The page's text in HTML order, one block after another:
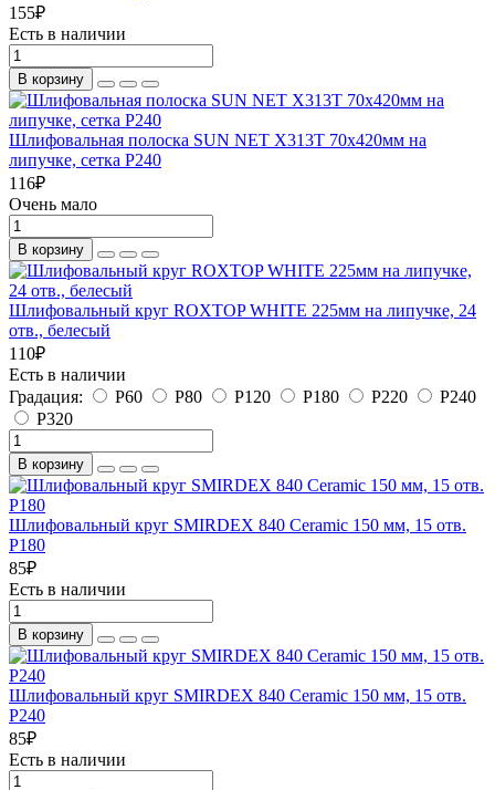
155₽
Есть в наличии
В корзину
Шлифовальная полоска SUN NET X313T 70х420мм на
липучке, сетка P240
116₽
Очень мало
В корзину
Шлифовальный круг ROXTOP WHITE 225мм на липучке, 24
отв., белесый
110₽
Есть в наличии
Градация:
P60 P80 P120 P180 P220
P240
P320
В корзину
Шлифовальный круг SMIRDEX 840 Ceramic 150 мм, 15 отв.
P180
85₽
Есть в наличии
В корзину
Шлифовальный круг SMIRDEX 840 Ceramic 150 мм, 15 отв.
P240
85₽
Есть в наличии